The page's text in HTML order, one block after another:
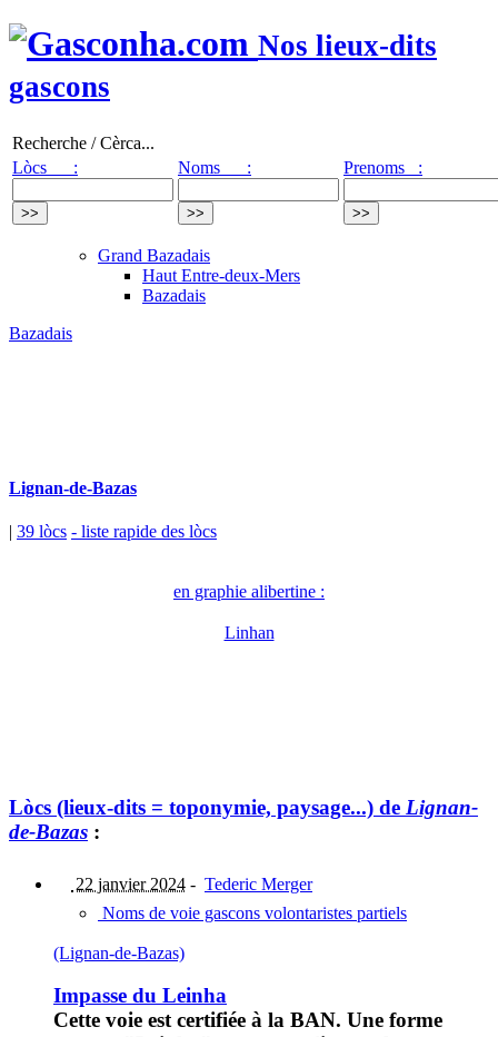
Nos lieux-dits
gascons
Recherche / Cèrca...
Lòcs :
Noms : Prenoms :
Grand Bazadais
Haut Entre-deux-Mers
Bazadais
Bazadais
Lignan-de-Bazas
| 39 lòcs - liste rapide des lòcs
en graphie alibertine :
Linhan
Lòcs (lieux-dits = toponymie, paysage...) de Lignan-
de-Bazas :
22 janvier 2024 - Tederic Merger
Noms de voie gascons volontaristes partiels
(Lignan-de-Bazas)
Impasse du Leinha
Cette voie est certifiée à la BAN. Une forme